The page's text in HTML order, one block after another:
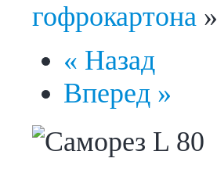
гофрокартона»
« Назад
Вперед »